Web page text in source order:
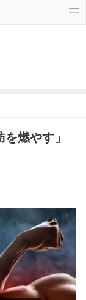
燃やす」